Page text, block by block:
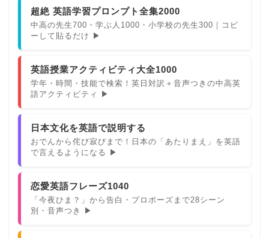
超絶 英語学習プロンプト全集2000
中高の先生700・学ぶ人1000・小学校の先生300｜コピ
ーして貼るだけ ▶
英語授業アクティビティ大全1000
学年・時間・技能で検索！英日対訳＋音声つきの中高英
語アクティビティ ▶
日本文化を英語で説明する
おでんから侘び寂びまで！日本の「あたりまえ」を英語
で言えるようになる ▶
恋愛英語フレーズ1040
「今夜ひま？」から告白・プロポーズまで28シーン
別・音声つき ▶